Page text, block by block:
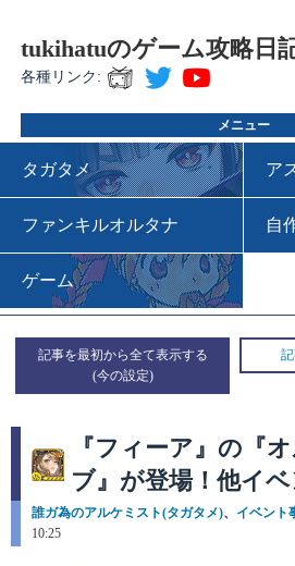
tukihatuのゲーム攻略日
各種リンク:
メニュー
タガタメ ア
ファンキルオルタナ 自
ゲーム
記事を最初から全て表示する
『フィーア』の『
ブ』が登場！他イ
カ
テ
誰ガ為のアルケミスト(タガタメ)、 イベント
10:25